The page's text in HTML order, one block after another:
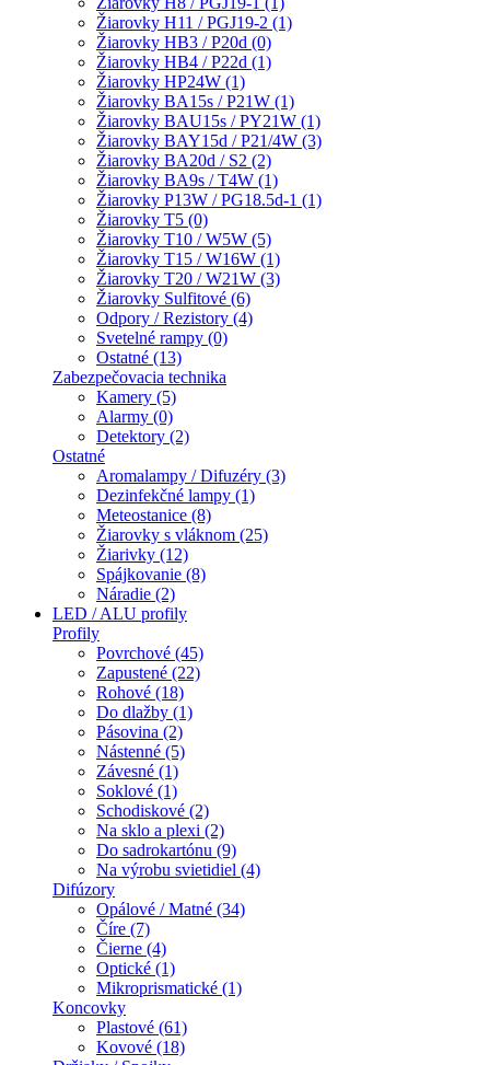
Žiarovky H11 / PGJ19-2 (1)
Žiarovky HB3 / P20d (0)
Žiarovky HB4 / P22d (1)
Žiarovky HP24W (1)
Žiarovky BA15s / P21W (1)
Žiarovky BAU15s / PY21W (1)
Žiarovky BAY15d / P21/4W (3)
Žiarovky BA20d / S2 (2)
Žiarovky BA9s / T4W (1)
Žiarovky P13W / PG18.5d-1 (1)
Žiarovky T5 (0)
Žiarovky T10 / W5W (5)
Žiarovky T15 / W16W (1)
Žiarovky T20 / W21W (3)
Žiarovky Sulfitové (6)
Odpory / Rezistory (4)
Svetelné rampy (0)
Ostatné (13)
Zabezpečovacia technika
Kamery (5)
Alarmy (0)
Detektory (2)
Ostatné
Aromalampy / Difuzéry (3)
Dezinfekčné lampy (1)
Meteostanice (8)
Žiarovky s vláknom (25)
Žiarivky (12)
Spájkovanie (8)
Náradie (2)
LED / ALU profily
Profily
Povrchové (45)
Zapustené (22)
Rohové (18)
Do dlažby (1)
Pásovina (2)
Nástenné (5)
Závesné (1)
Soklové (1)
Schodiskové (2)
Na sklo a plexi (2)
Do sadrokartónu (9)
Na výrobu svietidiel (4)
Difúzory
Opálové / Matné (34)
Číre (7)
Čierne (4)
Optické (1)
Mikroprismatické (1)
Koncovky
Plastové (61)
Kovové (18)